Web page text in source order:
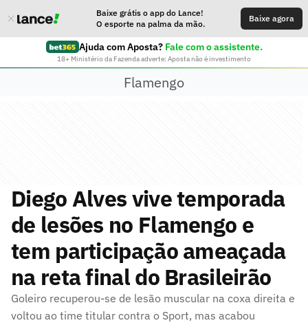
Baixe grátis o app do Lance!
O esporte na palma da mão.
Baixe agora
Ajuda com Aposta? Fale com o assistente.
18+ Ministério da Fazenda adverte: Aposta não é investimento
Flamengo
Diego Alves vive temporada
de lesões no Flamengo e
tem participação ameaçada
na reta final do Brasileirão
Goleiro recuperou-se de lesão muscular na coxa direita e
voltou ao time titular contra o Sport, mas acabou